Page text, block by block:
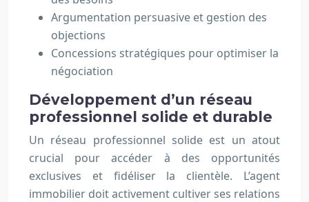
Argumentation persuasive et gestion des
objections
Concessions stratégiques pour optimiser la
négociation
Développement d’un réseau
professionnel solide et durable
Un réseau professionnel solide est un atout
crucial pour accéder à des opportunités
exclusives et fidéliser la clientèle. L’agent
immobilier doit activement cultiver ses relations